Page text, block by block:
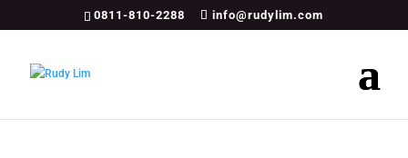
0811-810-2288 info@rudylim.com